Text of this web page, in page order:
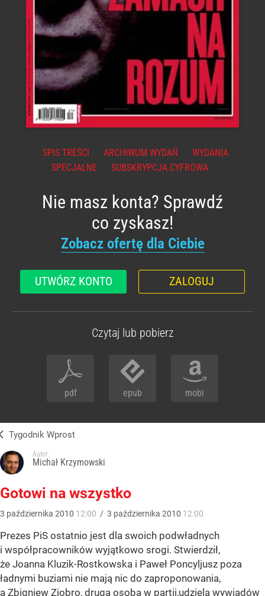
SPIS TREŚCI ARCHIWUM WYDAŃ
WYDANIA
SPECJALNE
SUBSKRYPCJA CYFROWA
Nie masz konta? Sprawdź
co zyskasz!
Zobacz ofertę dla Ciebie
UTWÓRZ KONTO ZALOGUJ
Czytaj lub pobierz
pdf epub mobi
Tygodnik Wprost
Autor:
Michał Krzymowski
Gotowi na wszystko
3 października 2010 12:00 / 3 października 2010 12:00
Prezes PiS ostatnio jest dla swoich podwładnych
i współpracowników wyjątkowo srogi. Stwierdził,
że Joanna Kluzik-Rostkowska i Paweł Poncyljusz poza
ładnymi buziami nie mają nic do zaproponowania,
a Zbigniew Ziobro, druga osoba w partii,udziela wywiadów